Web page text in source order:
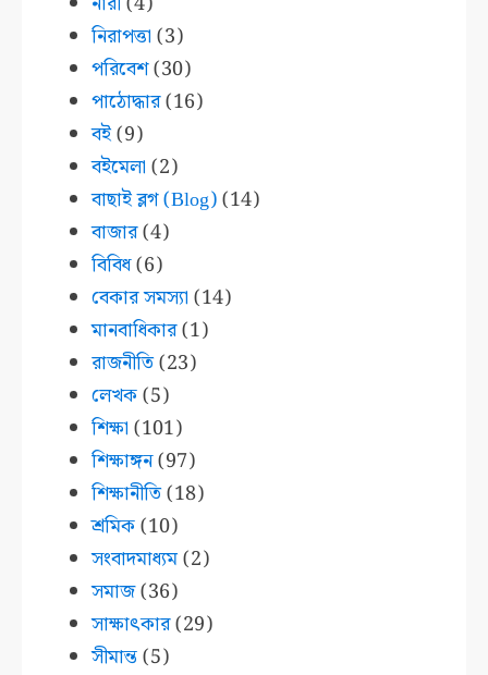
নিরাপত্তা (3)
পরিবেশ(30)
পাঠোদ্ধার(16)
বই(9)
বইমেলা (2)
বাছাই ব্লগ (Blog)(14)
বাজার(4)
বিবিধ(6)
বেকার সমস্যা (14)
মানবাধিকার(1)
রাজনীতি(23)
লেখক(5)
শিক্ষা (101)
শিক্ষাঙ্গন(97)
শিক্ষানীতি(18)
শ্রমিক(10)
সংবাদমাধ্যম(2)
সমাজ(36)
সাক্ষাৎকার(29)
সীমান্ত(5)